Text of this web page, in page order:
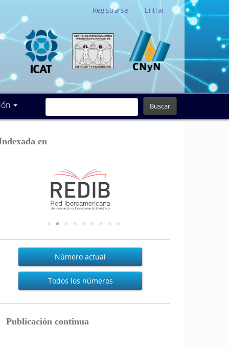
Registrarse Entrar
Buscar
en
Actual
Número actual
Todos los números
Publicación continua